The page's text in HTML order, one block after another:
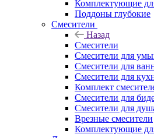
Комплектующие
Поддоны глубокие
Смесители
Назад
Смесители
Смесители для
Смесители для
Смесители для
Комплект
Смесители для
Смесители для
Врезные смесители
Комплектующие